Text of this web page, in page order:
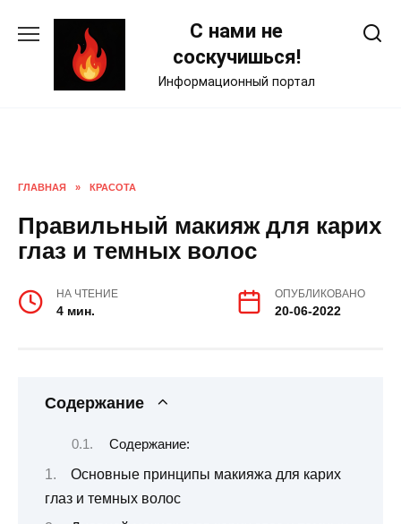
С нами не
соскучишься!
Информационный портал
ГЛАВНАЯ » КРАСОТА
Правильный макияж для карих
глаз и темных волос
НА ЧТЕНИЕ
4 мин.
ОПУБЛИКОВАНО
20-06-2022
Содержание
Содержание:
Основные принципы макияжа для карих
глаз и темных волос